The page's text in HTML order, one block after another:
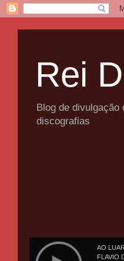
Rei
Blog de divulgação
discografias